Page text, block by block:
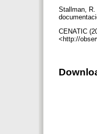
Stallman,
CENATIC
<http://